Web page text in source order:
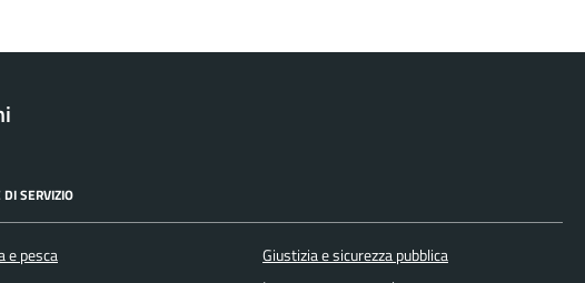
DI SERVIZIO
e pesca
Giustizia e sicurezza pubblica